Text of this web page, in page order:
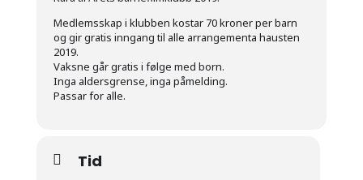
Medlemsskap i klubben kostar 70 kroner per barn
og gir gratis inngang til alle arrangementa hausten
2019.
Vaksne går gratis i følge med born.
Inga aldersgrense, inga påmelding.
Passar for alle.
Tid